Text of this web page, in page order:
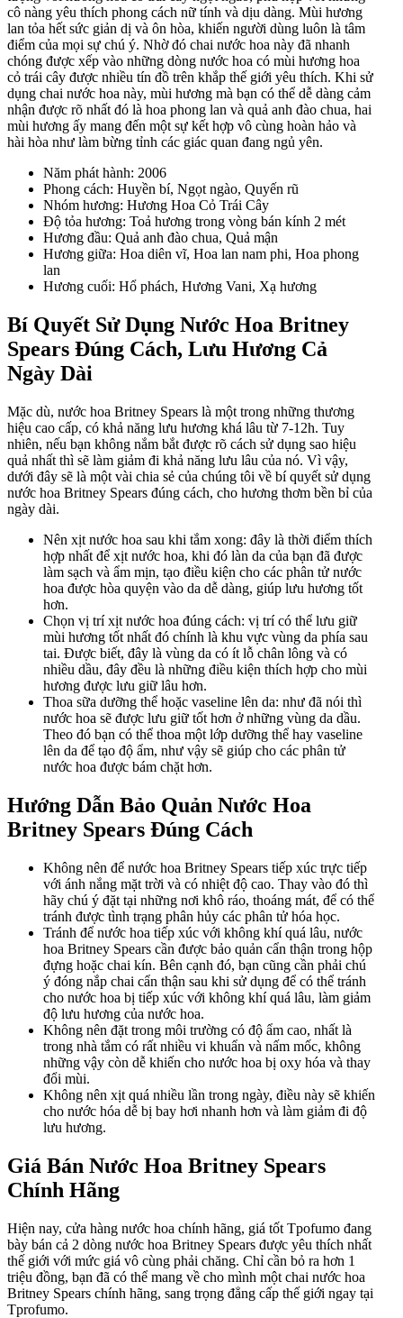
cô nàng yêu thích phong cách nữ tính và dịu dàng. Mùi hương
lan tỏa hết sức giản dị và ôn hòa, khiến người dùng luôn là tâm
điểm của mọi sự chú ý. Nhờ đó chai nước hoa này đã nhanh
chóng được xếp vào những dòng nước hoa có mùi hương hoa
cỏ trái cây được nhiều tín đồ trên khắp thế giới yêu thích. Khi sử
dụng chai nước hoa này, mùi hương mà bạn có thể dễ dàng cảm
nhận được rõ nhất đó là hoa phong lan và quả anh đào chua, hai
mùi hương ấy mang đến một sự kết hợp vô cùng hoàn hảo và
hài hòa như làm bừng tỉnh các giác quan đang ngủ yên.
Năm phát hành: 2006
Phong cách: Huyền bí, Ngọt ngào, Quyến rũ
Nhóm hương: Hương Hoa Cỏ Trái Cây
Độ tỏa hương: Toả hương trong vòng bán kính 2 mét
Hương đầu: Quả anh đào chua, Quả mận
Hương giữa: Hoa diên vĩ, Hoa lan nam phi, Hoa phong
lan
Hương cuối: Hổ phách, Hương Vani, Xạ hương
Bí Quyết Sử Dụng Nước Hoa Britney
Spears Đúng Cách, Lưu Hương Cả
Ngày Dài
Mặc dù, nước hoa Britney Spears là một trong những thương
hiệu cao cấp, có khả năng lưu hương khá lâu từ 7-12h. Tuy
nhiên, nếu bạn không nắm bắt được rõ cách sử dụng sao hiệu
quả nhất thì sẽ làm giảm đi khả năng lưu lâu của nó. Vì vậy,
dưới đây sẽ là một vài chia sẻ của chúng tôi về bí quyết sử dụng
nước hoa Britney Spears đúng cách, cho hương thơm bền bỉ của
ngày dài.
Nên xịt nước hoa sau khi tắm xong: đây là thời điểm thích
hợp nhất để xịt nước hoa, khi đó làn da của bạn đã được
làm sạch và ẩm mịn, tạo điều kiện cho các phân tử nước
hoa được hòa quyện vào da dễ dàng, giúp lưu hương tốt
hơn.
Chọn vị trí xịt nước hoa đúng cách: vị trí có thể lưu giữ
mùi hương tốt nhất đó chính là khu vực vùng da phía sau
tai. Được biết, đây là vùng da có ít lỗ chân lông và có
nhiều dầu, đây đều là những điều kiện thích hợp cho mùi
hương được lưu giữ lâu hơn.
Thoa sữa dưỡng thể hoặc vaseline lên da: như đã nói thì
nước hoa sẽ được lưu giữ tốt hơn ở những vùng da dầu.
Theo đó bạn có thể thoa một lớp dưỡng thể hay vaseline
lên da để tạo độ ẩm, như vậy sẽ giúp cho các phân tử
nước hoa được bám chặt hơn.
Hướng Dẫn Bảo Quản Nước Hoa
Britney Spears Đúng Cách
Không nên để nước hoa Britney Spears tiếp xúc trực tiếp
với ánh nắng mặt trời và có nhiệt độ cao. Thay vào đó thì
hãy chú ý đặt tại những nơi khô ráo, thoáng mát, để có thể
tránh được tình trạng phân hủy các phân tử hóa học.
Tránh để nước hoa tiếp xúc với không khí quá lâu, nước
hoa Britney Spears cần được bảo quản cẩn thận trong hộp
đựng hoặc chai kín. Bên cạnh đó, bạn cũng cần phải chú
ý đóng nắp chai cẩn thận sau khi sử dụng để có thể tránh
cho nước hoa bị tiếp xúc với không khí quá lâu, làm giảm
độ lưu hương của nước hoa.
Không nên đặt trong môi trường có độ ẩm cao, nhất là
trong nhà tắm có rất nhiều vi khuẩn và nấm mốc, không
những vậy còn dễ khiến cho nước hoa bị oxy hóa và thay
đổi mùi.
Không nên xịt quá nhiều lần trong ngày, điều này sẽ khiến
cho nước hóa dễ bị bay hơi nhanh hơn và làm giảm đi độ
lưu hương.
Giá Bán Nước Hoa Britney Spears
Chính Hãng
Hiện nay, cửa hàng nước hoa chính hãng, giá tốt Tpofumo đang
bày bán cả 2 dòng nước hoa Britney Spears được yêu thích nhất
thế giới với mức giá vô cùng phải chăng. Chỉ cần bỏ ra hơn 1
triệu đồng, bạn đã có thể mang về cho mình một chai nước hoa
Britney Spears chính hãng, sang trọng đẳng cấp thế giới ngay tại
Tprofumo.